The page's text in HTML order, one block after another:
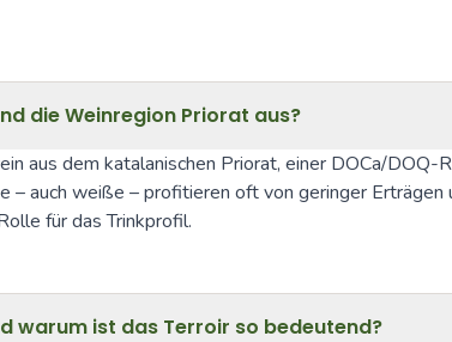
die Weinregion Priorat aus?
aus dem katalanischen Priorat, einer DOCa/
auch weiße – profitieren oft von geringer
für das Trinkprofil.
warum ist das Terroir so bedeutend?